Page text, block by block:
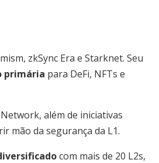
zkSync Era e Starknet. Seu
primária para DeFi, NFTs e
além de iniciativas
mão da segurança da L1.
com mais de 20 L2s,